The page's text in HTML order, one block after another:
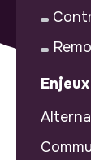
Enjeux